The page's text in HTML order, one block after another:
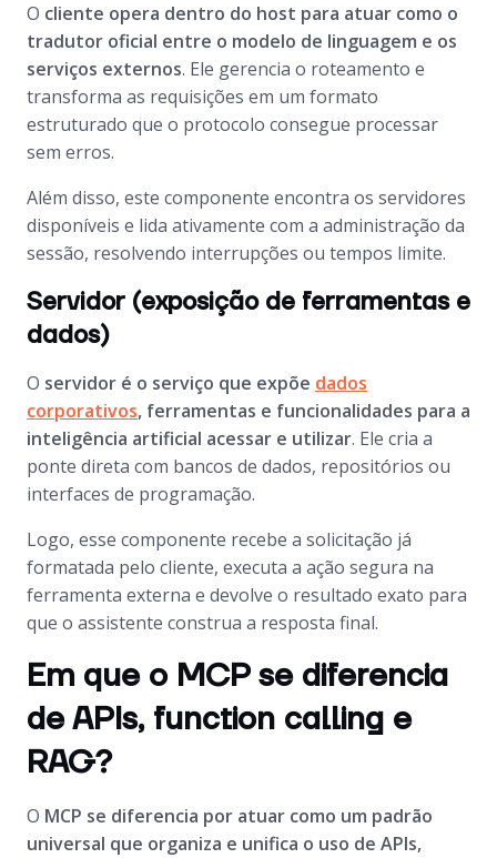
O cliente opera dentro do host para atuar como o
tradutor oficial entre o modelo de linguagem e os
serviços externos. Ele gerencia o roteamento e
transforma as requisições em um formato
estruturado que o protocolo consegue processar
sem erros.
Além disso, este componente encontra os servidores
disponíveis e lida ativamente com a administração da
sessão, resolvendo interrupções ou tempos limite.
Servidor (exposição de ferramentas e
dados)
O servidor é o serviço que expõe dados
corporativos, ferramentas e funcionalidades para a
inteligência artificial acessar e utilizar. Ele cria a
ponte direta com bancos de dados, repositórios ou
interfaces de programação.
Logo, esse componente recebe a solicitação já
formatada pelo cliente, executa a ação segura na
ferramenta externa e devolve o resultado exato para
que o assistente construa a resposta final.
Em que o MCP se diferencia
de APIs, function calling e
RAG?
O MCP se diferencia por atuar como um padrão
universal que organiza e unifica o uso de APIs,